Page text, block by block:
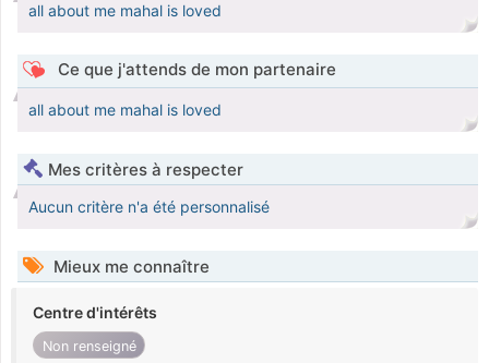
all about me mahal is loved
Ce que j'attends de mon partenaire
all about me mahal is loved
Mes critères à respecter
Aucun critère n'a été personnalisé
Mieux me connaître
Centre d'intérêts
Non renseigné